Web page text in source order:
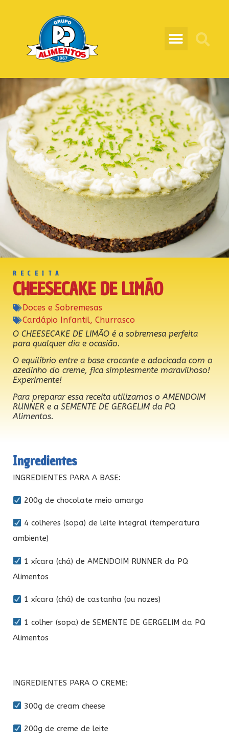
RECEITA
CHEESECAKE DE LIMÃO
Doces e Sobremesas
Cardápio Infantil, Churrasco
O CHEESECAKE DE LIMÃO é a sobremesa perfeita
para qualquer dia e ocasião.
O equilíbrio entre a base crocante e adocicada com o
azedinho do creme, fica simplesmente maravilhoso!
Experimente!
Para preparar essa receita utilizamos o AMENDOIM
RUNNER e a SEMENTE DE GERGELIM da PQ
Alimentos.
Ingredientes
INGREDIENTES PARA A BASE:
200g de chocolate meio amargo
4 colheres (sopa) de leite integral (temperatura
ambiente)
1 xícara (chá) de AMENDOIM RUNNER da PQ
Alimentos
1 xícara (chá) de castanha (ou nozes)
1 colher (sopa) de SEMENTE DE GERGELIM da PQ
Alimentos
INGREDIENTES PARA O CREME:
300g de cream cheese
200g de creme de leite